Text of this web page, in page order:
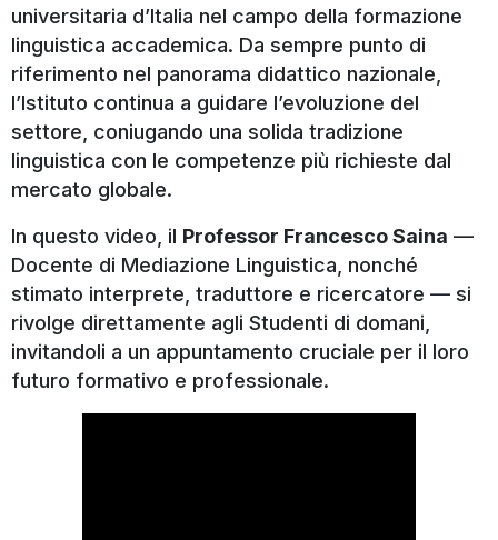
universitaria d’Italia nel campo della formazione
linguistica accademica. Da sempre punto di
riferimento nel panorama didattico nazionale,
l’Istituto continua a guidare l’evoluzione del
settore, coniugando una solida tradizione
linguistica con le competenze più richieste dal
mercato globale.
In questo video, il Professor Francesco Saina —
Docente di Mediazione Linguistica, nonché
stimato interprete, traduttore e ricercatore — si
rivolge direttamente agli Studenti di domani,
invitandoli a un appuntamento cruciale per il loro
futuro formativo e professionale.